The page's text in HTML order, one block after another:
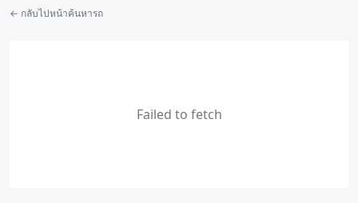
← กลับไปหน้าค้นหารถ
Failed to fetch